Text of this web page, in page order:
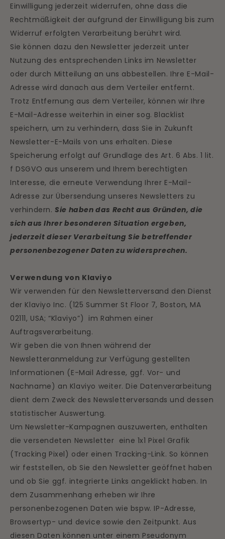
Einwilligung jederzeit widerrufen, ohne dass die
Rechtmäßigkeit der aufgrund der Einwilligung bis zum
Widerruf erfolgten Verarbeitung berührt wird.
Sie können dazu den Newsletter jederzeit unter
Nutzung des entsprechenden Links im Newsletter
oder durch Mitteilung an uns abbestellen. Ihre E-Mail-
Adresse wird danach aus dem Verteiler entfernt.
Trotz Entfernung aus dem Verteiler, können wir Ihre
E-Mail-Adresse weiterhin in einer sog. Blacklist
speichern, um zu verhindern, dass Sie in Zukunft
Newsletter-E-Mails von uns erhalten. Diese
Speicherung erfolgt auf Grundlage des Art. 6 Abs. 1 lit.
f DSGVO aus unserem und Ihrem berechtigten
Interesse, die erneute Verwendung Ihrer E-Mail-
Adresse zur Übersendung unseres Newsletters zu
verhindern.Sie haben das Recht aus Gründen, die
sich aus Ihrer besonderen Situation ergeben,
jederzeit dieser Verarbeitung Sie betreffender
personenbezogener Daten zu widersprechen.
Verwendung von Klaviyo
Wir verwenden für den Newsletterversand den Dienst
der Klaviyo Inc. (125 Summer St Floor 7, Boston, MA
02111, USA; “Klaviyo”) im Rahmen einer
Auftragsverarbeitung.
Wir geben die von Ihnen während der
Newsletteranmeldung zur Verfügung gestellten
Informationen (E-Mail Adresse, ggf. Vor- und
Nachname) an Klaviyo weiter. Die Datenverarbeitung
dient dem Zweck des Newsletterversands und dessen
statistischer Auswertung.
Um Newsletter-Kampagnen auszuwerten, enthalten
die versendeten Newsletter eine 1x1 Pixel Grafik
(Tracking Pixel) oder einen Tracking-Link. So können
wir feststellen, ob Sie den Newsletter geöffnet haben
und ob Sie ggf. integrierte Links angeklickt haben. In
dem Zusammenhang erheben wir Ihre
personenbezogenen Daten wie bspw. IP-Adresse,
Browsertyp- und device sowie den Zeitpunkt. Aus
diesen Daten können unter einem Pseudonym